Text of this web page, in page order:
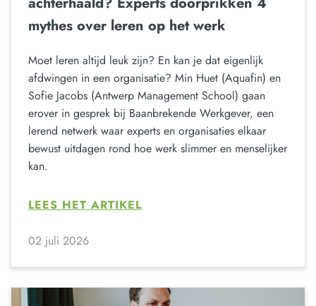
mythes over leren op het werk
Moet leren altijd leuk zijn? En kan je dat eigenlijk
afdwingen in een organisatie? Min Huet (Aquafin) en
Sofie Jacobs (Antwerp Management School) gaan
erover in gesprek bij Baanbrekende Werkgever, een
lerend netwerk waar experts en organisaties elkaar
bewust uitdagen rond hoe werk slimmer en menselijker
kan.
LEES HET ARTIKEL
02 juli 2026